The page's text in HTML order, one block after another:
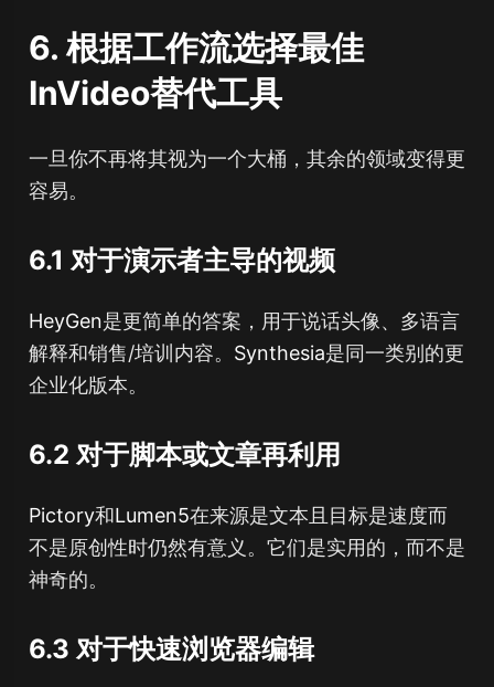
6. 根据工作流选择最佳
InVideo替代工具
一旦你不再将其视为一个大桶，其余的领域变得更
容易。
6.1 对于演示者主导的视频
HeyGen是更简单的答案，用于说话头像、多语言
解释和销售/培训内容。 Synthesia是同一类别的更
企业化版本。
6.2 对于脚本或文章再利用
Pictory和Lumen5在来源是文本且目标是速度而
不是原创性时仍然有意义。它们是实用的，而不是
神奇的。
6.3 对于快速浏览器编辑